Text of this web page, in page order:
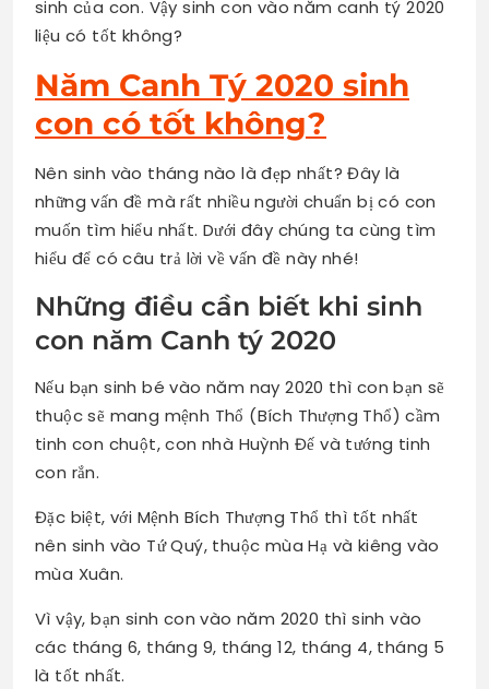
sinh của con. Vậy sinh con vào năm canh tý 2020
liệu có tốt không?
Năm Canh Tý 2020 sinh
con có tốt không?
Nên sinh vào tháng nào là đẹp nhất? Đây là
những vấn đề mà rất nhiều người chuẩn bị có con
muốn tìm hiểu nhất. Dưới đây chúng ta cùng tìm
hiểu để có câu trả lời về vấn đề này nhé!
Những điều cần biết khi sinh
con năm Canh tý 2020
Nếu bạn sinh bé vào năm nay 2020 thì con bạn sẽ
thuộc sẽ mang mệnh Thổ (Bích Thượng Thổ) cầm
tinh con chuột, con nhà Huỳnh Đế và tướng tinh
con rắn.
Đặc biệt, với Mệnh Bích Thượng Thổ thì tốt nhất
nên sinh vào Tứ Quý, thuộc mùa Hạ và kiêng vào
mùa Xuân.
Vì vậy, bạn sinh con vào năm 2020 thì sinh vào
các tháng 6, tháng 9, tháng 12, tháng 4, tháng 5
là tốt nhất.